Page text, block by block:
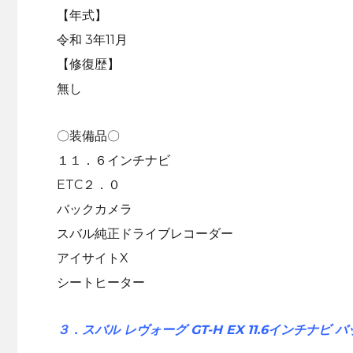
【年式】
令和 3年11月
【修復歴】
無し
〇装備品〇
１１．６インチナビ
ETC２．０
バックカメラ
スバル純正ドライブレコーダー
アイサイトX
シートヒーター
３．スバル レヴォーグ GT-H EX 11.6インチナビ バ